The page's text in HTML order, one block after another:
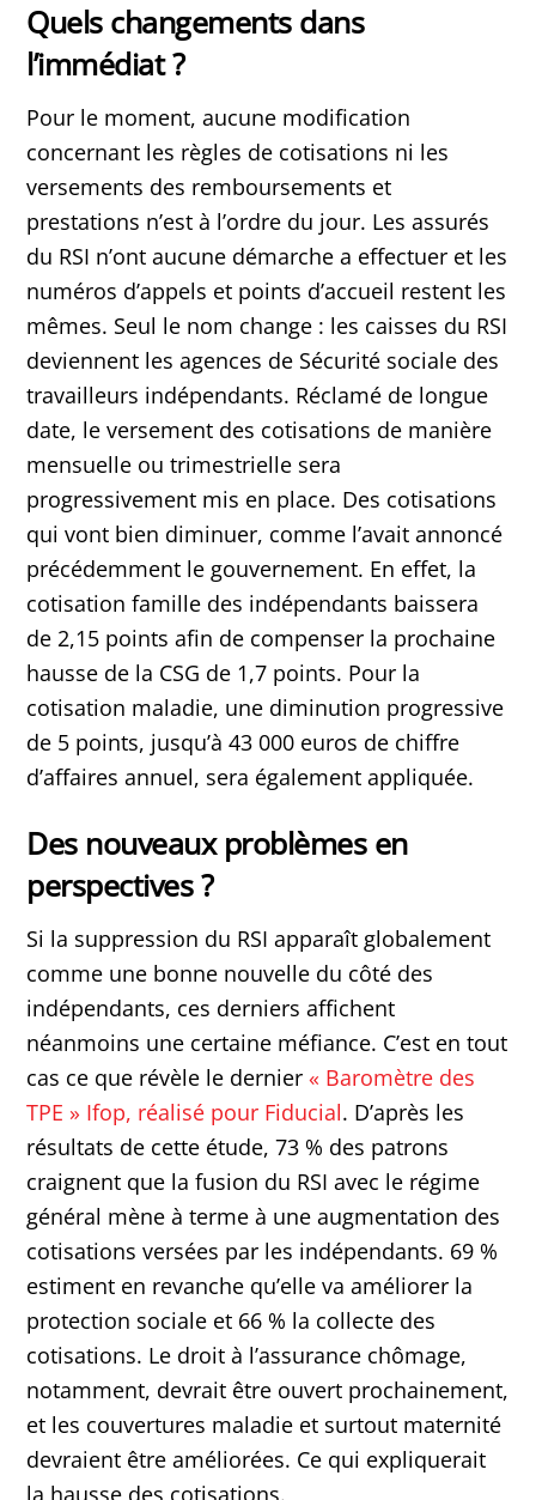
Quels changements dans
l’immédiat ?
Pour le moment, aucune modification
concernant les règles de cotisations ni les
versements des remboursements et
prestations n’est à l’ordre du jour. Les assurés
du RSI n’ont aucune démarche a effectuer et les
numéros d’appels et points d’accueil restent les
mêmes. Seul le nom change : les caisses du RSI
deviennent les agences de Sécurité sociale des
travailleurs indépendants. Réclamé de longue
date, le versement des cotisations de manière
mensuelle ou trimestrielle sera
progressivement mis en place. Des cotisations
qui vont bien diminuer, comme l’avait annoncé
précédemment le gouvernement. En effet, la
cotisation famille des indépendants baissera
de 2,15 points afin de compenser la prochaine
hausse de la CSG de 1,7 points. Pour la
cotisation maladie, une diminution progressive
de 5 points, jusqu’à 43 000 euros de chiffre
d’affaires annuel, sera également appliquée.
Des nouveaux problèmes en
perspectives ?
Si la suppression du RSI apparaît globalement
comme une bonne nouvelle du côté des
indépendants, ces derniers affichent
néanmoins une certaine méfiance. C’est en tout
cas ce que révèle le dernier« Baromètre des
TPE » Ifop, réalisé pour Fiducial. D’après les
résultats de cette étude, 73 % des patrons
craignent que la fusion du RSI avec le régime
général mène à terme à une augmentation des
cotisations versées par les indépendants. 69 %
estiment en revanche qu’elle va améliorer la
protection sociale et 66 % la collecte des
cotisations. Le droit à l’assurance chômage,
notamment, devrait être ouvert prochainement,
et les couvertures maladie et surtout maternité
devraient être améliorées. Ce qui expliquerait
la hausse des cotisations.